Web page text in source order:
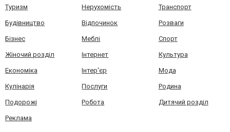
Туризм Нерухомість Транспорт
Будівництво Відпочинок Розваги
Бізнес Меблі Спорт
Жіночий розділ Інтернет Культура
Економіка Інтер'єр Мода
Кулінарія Послуги Родина
Подорожі Робота Дитячий розділ
Реклама